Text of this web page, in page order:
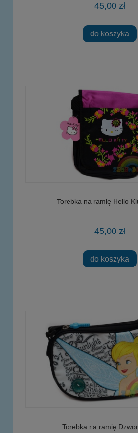
45,00 zł
do koszyka
Torebka na ramię Hello
45,00 zł
do koszyka
Torebka na ramię